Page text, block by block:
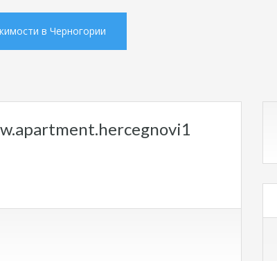
в Черногории